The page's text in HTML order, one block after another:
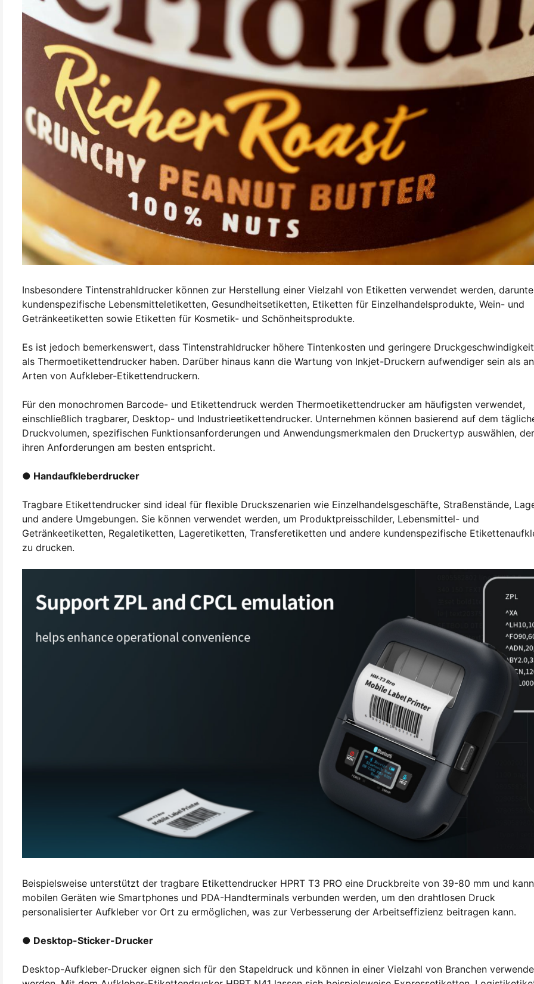
Insbesondere Tintenstrahldrucker können zur Herstellung einer Vielzahl von Etiketten verwendet werden,
kundenspezifische Lebensmitteletiketten, Gesundheitsetiketten, Etiketten für Einzelhandelsprodukte, Wein- und
Getränkeetiketten sowie Etiketten für Kosmetik- und Schönheitsprodukte.
Es ist jedoch bemerkenswert, dass Tintenstrahldrucker höhere Tintenkosten und geringere
als Thermoetikettendrucker haben. Darüber hinaus kann die Wartung von Inkjet-Druckern aufwendiger sein als
Arten von Aufkleber-Etikettendruckern.
Für den monochromen Barcode- und Etikettendruck werden Thermoetikettendrucker am häufigsten verwendet,
einschließlich tragbarer, Desktop- und Industrieetikettendrucker. Unternehmen können basierend auf dem
Druckvolumen, spezifischen Funktionsanforderungen und Anwendungsmerkmalen den Druckertyp auswählen, der
ihren Anforderungen am besten entspricht.
● Handaufkleberdrucker
Tragbare Etikettendrucker sind ideal für flexible Druckszenarien wie Einzelhandelsgeschäfte, Straßenstände,
und andere Umgebungen. Sie können verwendet werden, um Produktpreisschilder, Lebensmittel- und
Getränkeetiketten, Regaletiketten, Lageretiketten, Transferetiketten und andere kundenspezifische
zu drucken.
Beispielsweise unterstützt der tragbare Etikettendrucker HPRT T3 PRO eine Druckbreite von 39-80 mm und
mobilen Geräten wie Smartphones und PDA-Handterminals verbunden werden, um den drahtlosen Druck
personalisierter Aufkleber vor Ort zu ermöglichen, was zur Verbesserung der Arbeitseffizienz beitragen kann.
● Desktop-Sticker-Drucker
Desktop-Aufkleber-Drucker eignen sich für den Stapeldruck und können in einer Vielzahl von Branchen